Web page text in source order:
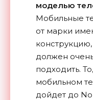
моделью
Мобильные
от марки
конструкцию,
должен
подходить.
мобильном
дойдет до